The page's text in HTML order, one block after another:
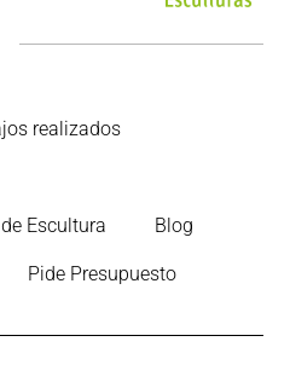
realizados
Escultura Blog
Pide Presupuesto